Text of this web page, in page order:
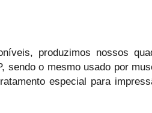
produzimos nossos
sendo o mesmo usado por
especial para